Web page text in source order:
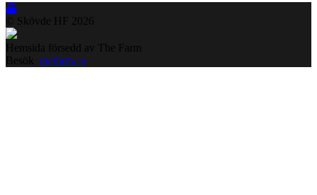
© Skövde HF 2026
Hemsida försedd av The Farm
Besök thefarm.se